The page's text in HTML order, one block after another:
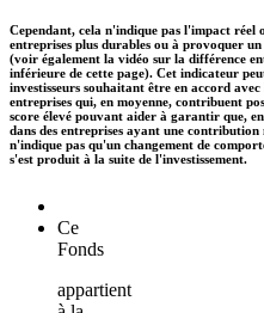
Cependant, cela n'indique pas l'impact
entreprises plus durables ou à provoquer
(voir également la vidéo sur la différence
inférieure de cette page). Cet indicateur
investisseurs souhaitant être en accord
entreprises qui, en moyenne, contribuent
score élevé pouvant aider à garantir que,
dans des entreprises ayant une
n'indique pas qu'un changement de
s'est produit à la suite de l'investissement.
Ce
Fonds
appartient